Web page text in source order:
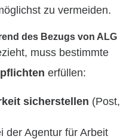
zu vermeiden.
des Bezugs von ALG I
muss bestimmte
erfüllen:
sicherstellen (Post,
der Agentur für Arbeit